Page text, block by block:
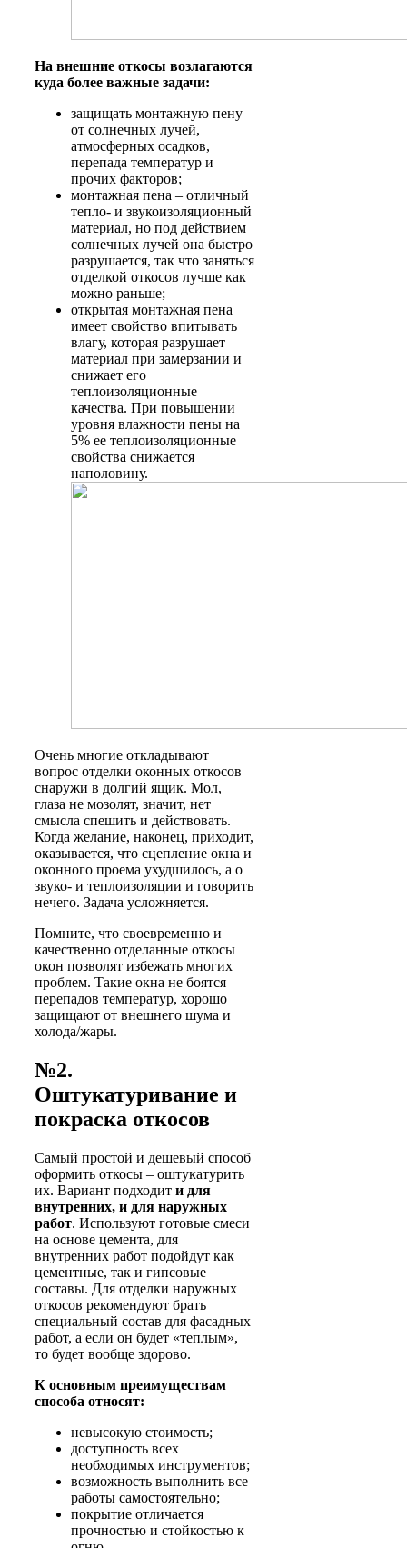
На внешние откосы возлагаются
куда более важные задачи:
защищать монтажную пену
от солнечных лучей,
атмосферных осадков,
перепада температур и
прочих факторов;
монтажная пена – отличный
тепло- и звукоизоляционный
материал, но под действием
солнечных лучей она быстро
разрушается, так что заняться
отделкой откосов лучше как
можно раньше;
открытая монтажная пена
имеет свойство впитывать
влагу, которая разрушает
материал при замерзании и
снижает его
теплоизоляционные
качества. При повышении
уровня влажности пены на
5% ее теплоизоляционные
свойства снижается
наполовину.
Очень многие откладывают
вопрос отделки оконных откосов
снаружи в долгий ящик. Мол,
глаза не мозолят, значит, нет
смысла спешить и действовать.
Когда желание, наконец, приходит,
оказывается, что сцепление окна и
оконного проема ухудшилось, а о
звуко- и теплоизоляции и говорить
нечего. Задача усложняется.
Помните, что своевременно и
качественно отделанные откосы
окон позволят избежать многих
проблем. Такие окна не боятся
перепадов температур, хорошо
защищают от внешнего шума и
холода/жары.
№2.
Оштукатуривание и
покраска откосов
Самый простой и дешевый способ
оформить откосы – оштукатурить
их. Вариант подходит и для
внутренних, и для наружных
работ. Используют готовые смеси
на основе цемента, для
внутренних работ подойдут как
цементные, так и гипсовые
составы. Для отделки наружных
откосов рекомендуют брать
специальный состав для фасадных
работ, а если он будет «теплым»,
то будет вообще здорово.
К основным преимуществам
способа относят:
невысокую стоимость;
доступность всех
необходимых инструментов;
возможность выполнить все
работы самостоятельно;
покрытие отличается
прочностью и стойкостью к